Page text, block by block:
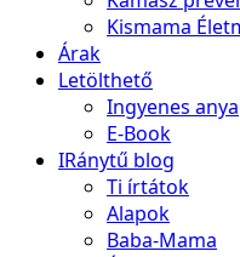
Kismama
Árak
Letölthető
Ingyenes
E-Book
IRánytű blog
Ti írtátok
Alapok
Baba-Mama